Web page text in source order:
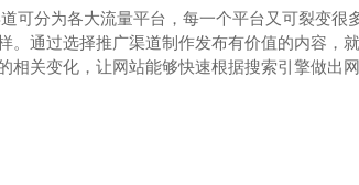
可分为各大流量平台，每一个平台又可裂变
。通过选择推广渠道制作发布有价值的内容，
关变化，让网站能够快速根据搜索引擎做出